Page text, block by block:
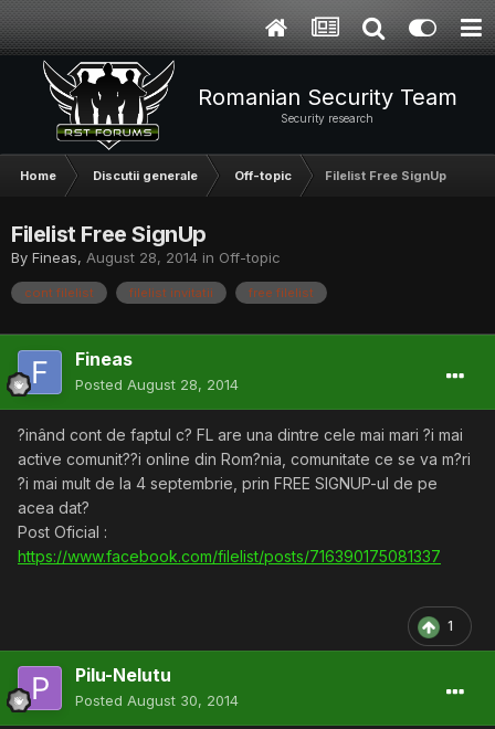
Romanian Security Team
Security research
Home Discutii generale Off-topic Filelist Free SignUp
Filelist Free SignUp
By Fineas, August 28, 2014 in Off-topic
cont filelist filelist invitatii free filelist
Fineas
Posted August 28, 2014
?inând cont de faptul c? FL are una dintre cele mai mari ?i mai
active comunit??i online din Rom?nia, comunitate ce se va m?ri
?i mai mult de la 4 septembrie, prin FREE SIGNUP-ul de pe
acea dat?
Post Oficial :
https://www.facebook.com/filelist/posts/716390175081337
1
Pilu-Nelutu
Posted August 30, 2014